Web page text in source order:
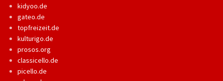
kidyoo.de
gateo.de
topfreizeit.de
kulturigo.de
prosos.org
classicello.de
picello.de